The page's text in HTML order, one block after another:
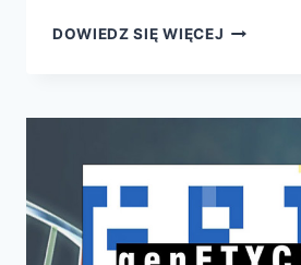
DOWIEDZ SIĘ WIĘCEJ
POLSKIM
NOWOŚĆ
PWN